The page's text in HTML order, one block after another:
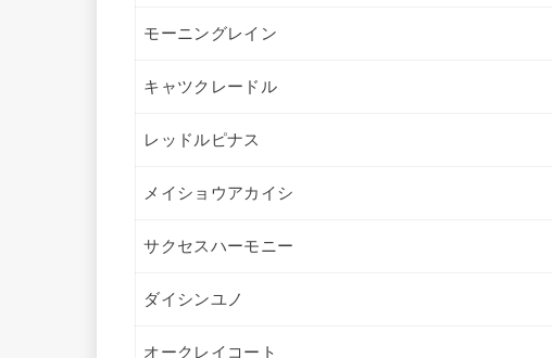
モーニングレイン
キャツクレードル
レッドルピナス
メイショウアカイシ
サクセスハーモニー
ダイシンユノ
オークレイコート